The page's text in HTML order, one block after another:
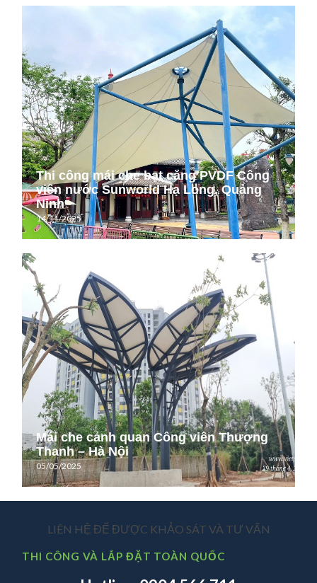
Thi công mái che bạt căng PVDF Công
viên nước Sunworld Hạ Long, Quảng
Ninh
14/11/2025
Mái che cảnh quan Công viên Thượng
Thanh – Hà Nội
05/05/2025
LIÊN HỆ ĐỂ ĐƯỢC KHẢO SÁT VÀ TƯ VẤN
THI CÔNG VÀ LẮP ĐẶT TOÀN QUỐC